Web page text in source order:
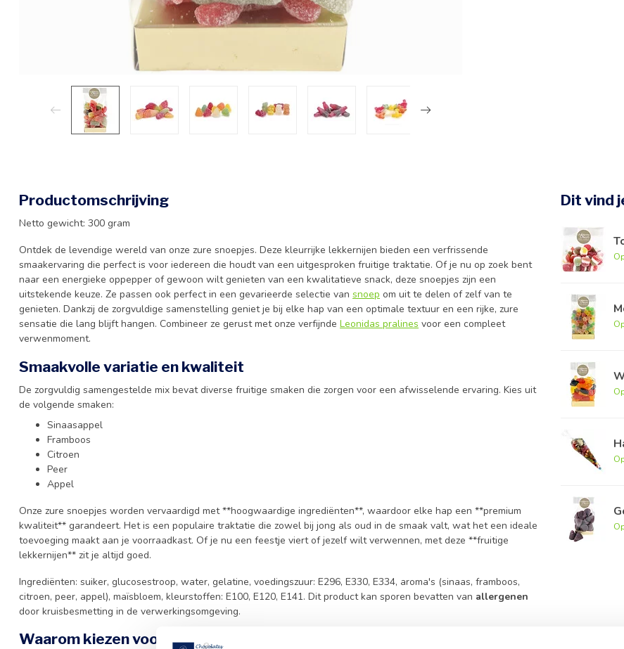
Productomschrijving
Netto gewicht: 300 gram
Ontdek de levendige wereld van onze zure snoepjes. Deze kleurrijke lekkernijen bieden een verfrissende
smaakervaring die perfect is voor iedereen die houdt van een uitgesproken fruitige traktatie. Of je nu op zoek bent
naar een energieke oppepper of gewoon wilt genieten van een kwalitatieve snack, deze snoepjes zijn een
uitstekende keuze. Ze passen ook perfect in een gevarieerde selectie van snoep om uit te delen of zelf van te
genieten. Dankzij de zorgvuldige samenstelling geniet je bij elke hap van een optimale textuur en een rijke, zure
sensatie die lang blijft hangen. Combineer ze gerust met onze verfijnde Leonidas pralines voor een compleet
verwenmoment.
Smaakvolle variatie en kwaliteit
De zorgvuldig samengestelde mix bevat diverse fruitige smaken die zorgen voor een afwisselende ervaring. Kies uit
de volgende smaken:
Sinaasappel
Framboos
Citroen
Peer
Appel
Onze zure snoepjes worden vervaardigd met **hoogwaardige ingrediënten**, waardoor elke hap een **premium
kwaliteit** garandeert. Het is een populaire traktatie die zowel bij jong als oud in de smaak valt, wat het een ideale
toevoeging maakt aan je voorraadkast. Of je nu een feestje viert of jezelf wilt verwennen, met deze **fruitige
lekkernijen** zit je altijd goed.
Ingrediënten: suiker, glucosestroop, water, gelatine, voedingszuur: E296, E330, E334, aroma's (sinaas, framboos,
citroen, peer, appel), maïsbloem, kleurstoffen: E100, E120, E141. Dit product kan sporen bevatten van allergenen
door kruisbesmetting in de verwerkingsomgeving.
Waarom kiezen voor deze snoepjes?
Dit vind